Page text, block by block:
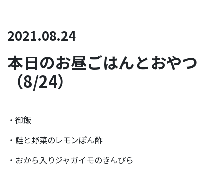
2021.08.24
本日のお昼ごはんとおやつ
（8/24）
・御飯
・鮭と野菜のレモンぽん酢
・おから入りジャガイモのきんぴら